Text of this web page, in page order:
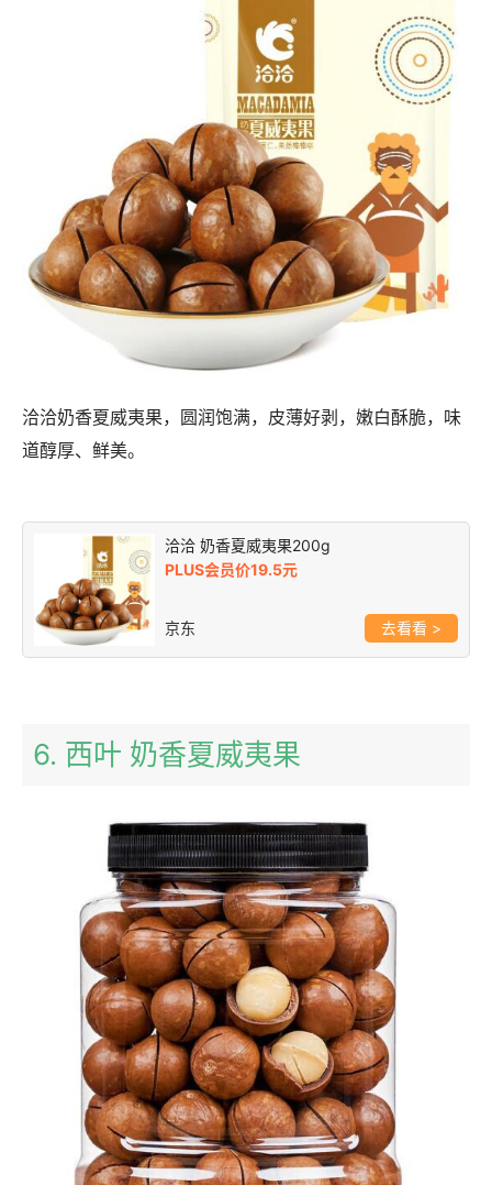
洽洽奶香夏威夷果，圆润饱满，皮薄好剥，嫩白酥脆，味
道醇厚、鲜美。
洽洽 奶香夏威夷果200g
PLUS会员价19.5元
京东 >
6. 西叶 奶香夏威夷果